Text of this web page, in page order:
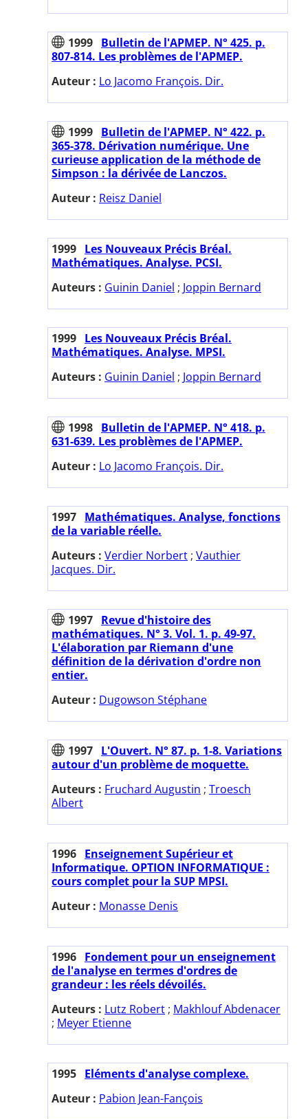
1999 Bulletin de l'APMEP. N° 425. p.
807-814. Les problèmes de l'APMEP.
Auteur : Lo Jacomo François. Dir.
1999 Bulletin de l'APMEP. N° 422. p.
365-378. Dérivation numérique. Une
curieuse application de la méthode de
Simpson : la dérivée de Lanczos.
Auteur : Reisz Daniel
1999 Les Nouveaux Précis Bréal.
Mathématiques. Analyse. PCSI.
Auteurs : Guinin Daniel ; Joppin Bernard
1999 Les Nouveaux Précis Bréal.
Mathématiques. Analyse. MPSI.
Auteurs : Guinin Daniel ; Joppin Bernard
1998 Bulletin de l'APMEP. N° 418. p.
631-639. Les problèmes de l'APMEP.
Auteur : Lo Jacomo François. Dir.
1997 Mathématiques. Analyse, fonctions
de la variable réelle.
Auteurs : Verdier Norbert ; Vauthier
Jacques. Dir.
1997 Revue d'histoire des
mathématiques. N° 3. Vol. 1. p. 49-97.
L'élaboration par Riemann d'une
définition de la dérivation d'ordre non
entier.
Auteur : Dugowson Stéphane
1997 L'Ouvert. N° 87. p. 1-8. Variations
autour d'un problème de moquette.
Auteurs : Fruchard Augustin ; Troesch
Albert
1996 Enseignement Supérieur et
Informatique. OPTION INFORMATIQUE :
cours complet pour la SUP MPSI.
Auteur : Monasse Denis
1996 Fondement pour un enseignement
de l'analyse en termes d'ordres de
grandeur : les réels dévoilés.
Auteurs : Lutz Robert ; Makhlouf Abdenacer
; Meyer Etienne
1995 Eléments d'analyse complexe.
Auteur : Pabion Jean-Fançois